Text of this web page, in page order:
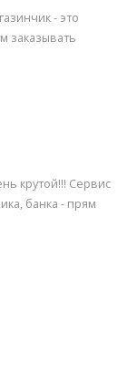
- это
заказывать
крутой!!! Сервис
банка - прям